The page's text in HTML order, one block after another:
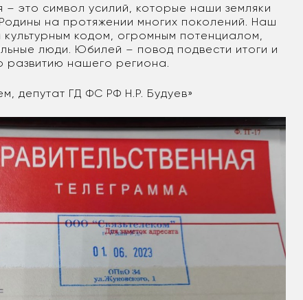
– это символ усилий, которые наши земляки
на протяжении многих поколений. Наш
кодом, огромным потенциалом,
люди. Юбилей – повод подвести итоги и
развитию нашего региона.
депутат ГД ФС РФ Н.Р. Будуев»